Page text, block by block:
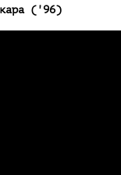
('96)